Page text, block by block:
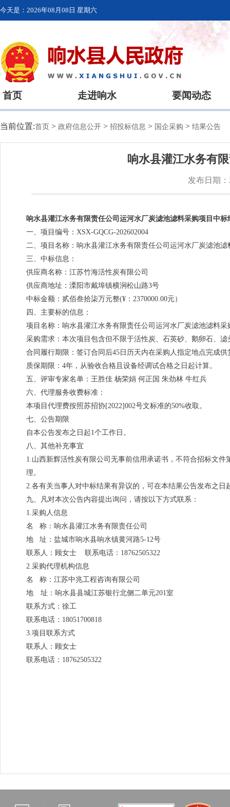
今天是： 2026年08月08日 星期六
首页 走进响水 要闻动态
当前位置:首页 > 政府信息公开 > 招投标信息 > 国企采购 > 结果公告
响水县灌江水务有
发布日期
响水县灌江水务有限责任公司运河水厂炭滤池滤料采购项目中标
一、项目编号：XSX-GQCG-202602004
二、项目名称：响水县灌江水务有限责任公司运河水厂炭滤池滤
三、中标信息：
供应商名称：江苏竹海活性炭有限公司
供应商地址：溧阳市戴埠镇横涧松山路3号
中标金额：贰佰叁拾柒万元整(¥：2370000.00元）
四、主要标的信息：
项目名称：响水县灌江水务有限责任公司运河水厂炭滤池滤料采
采购需求：本次项目包含但不限于活性炭、石英砂、鹅卵石、
合同履行期限：签订合同后45日历天内在采购人指定地点完成
质保期限：4年，从验收合格且设备经调试合格之日起计算。
五、评审专家名单：王胜佳 杨荣娟 何正国 朱劲林 牛红兵
六、代理服务收费标准：
本项目代理费按照苏招协[2022]002号文标准的50%收取。
七、公告期限
自本公告发布之日起1个工作日。
八、其他补充事宜
1.山西新辉活性炭有限公司无事前信用承诺书，不符合招标文
理。
2.各有关当事人对中标结果有异议的，可在本结果公告发布之
九、凡对本次公告内容提出询问，请按以下方式联系：
1.采购人信息
名 称：响水县灌江水务有限责任公司
地 址：盐城市响水县响水镇黄河路5-12号
联系人：顾女士 联系电话：18762505322
2.采购代理机构信息
名 称：江苏中兆工程咨询有限公司
地 址：响水县县城江苏银行北侧二单元201室
联系方式：徐工
联系电话：18051700818
3.项目联系方式
联系人：顾女士
联系电话：18762505322